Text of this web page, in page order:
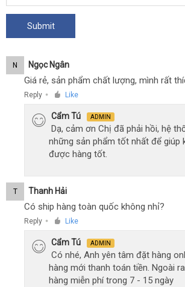
N Ngọc Ngân
Giá rẻ, sản phẩm chất lượng, mình rất
Reply ● Like
Cẩm Tú ADMIN
Dạ, cảm ơn Chị đã phải hồi, hệ
những sản phẩm tốt nhất để giúp
được hàng tốt.
T Thanh Hải
Có ship hàng toàn quốc không nhỉ?
Reply ● Like
Cẩm Tú ADMIN
Có nhé, Anh yên tâm đặt hàng
hàng mới thanh toán tiền. Ngoài
hàng miễn phí trong 7 - 15 ngày